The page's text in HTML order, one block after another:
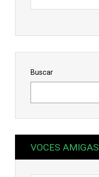
Buscar
VOCES AMIGAS